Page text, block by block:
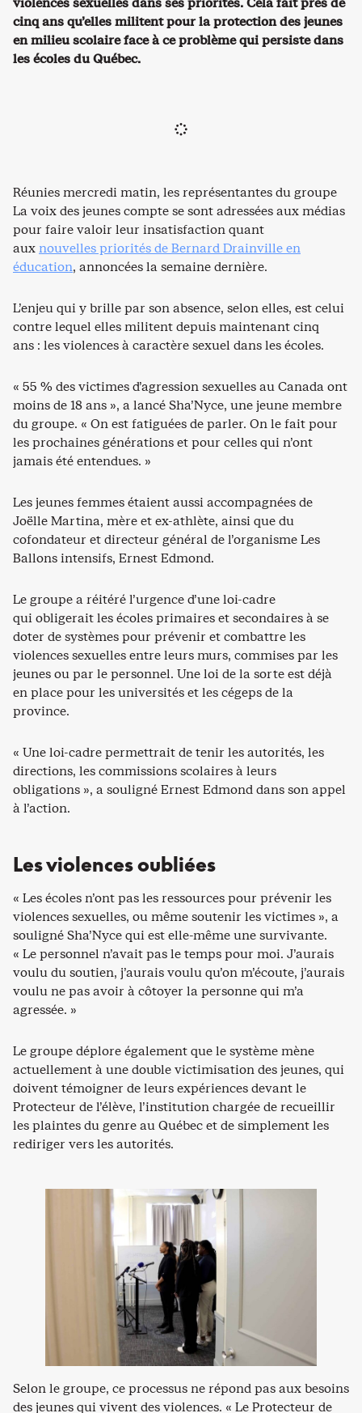
cinq ans qu’elles militent pour la protection des jeunes
en milieu scolaire face à ce problème qui persiste dans
les écoles du Québec.
Réunies mercredi matin, les représentantes du groupe
La voix des jeunes compte se sont adressées aux médias
pour faire valoir leur insatisfaction quant
auxnouvelles priorités de Bernard Drainville en
éducation, annoncées la semaine dernière.
L’enjeu qui y brille par son absence, selon elles, est celui
contre lequel elles militent depuis maintenant cinq
ans : les violences à caractère sexuel dans les écoles.
« 55 % des victimes d’agression sexuelles au Canada ont
moins de 18 ans », a lancé Sha’Nyce, une jeune membre
du groupe. « On est fatiguées de parler. On le fait pour
les prochaines générations et pour celles qui n’ont
jamais été entendues. »
Les jeunes femmes étaient aussi accompagnées de
Joëlle Martina, mère et ex-athlète, ainsi que du
cofondateur et directeur général de l’organisme Les
Ballons intensifs, Ernest Edmond.
Le groupe a réitéré l’urgence d’une loi-cadre
qui obligerait les écoles primaires et secondaires à se
doter de systèmes pour prévenir et combattre les
violences sexuelles entre leurs murs, commises par les
jeunes ou par le personnel. Une loi de la sorte est déjà
en place pour les universités et les cégeps de la
province.
« Une loi-cadre permettrait de tenir les autorités, les
directions, les commissions scolaires à leurs
obligations », a souligné Ernest Edmond dans son appel
à l’action.
Les violences oubliées
« Les écoles n’ont pas les ressources pour prévenir les
violences sexuelles, ou même soutenir les victimes », a
souligné Sha’Nyce qui est elle-même une survivante.
« Le personnel n’avait pas le temps pour moi. J’aurais
voulu du soutien, j’aurais voulu qu’on m’écoute, j’aurais
voulu ne pas avoir à côtoyer la personne qui m’a
agressée. »
Le groupe déplore également que le système mène
actuellement à une double victimisation des jeunes, qui
doivent témoigner de leurs expériences devant le
Protecteur de l’élève, l’institution chargée de recueillir
les plaintes du genre au Québec et de simplement les
rediriger vers les autorités.
Selon le groupe, ce processus ne répond pas aux besoins
des jeunes qui vivent des violences. « Le Protecteur de